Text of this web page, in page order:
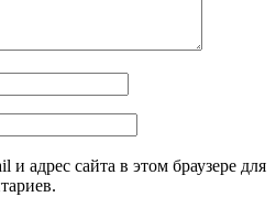
адрес сайта в этом браузере для